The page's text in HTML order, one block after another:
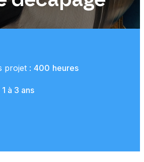
projet : 400 heures
1 à 3 ans